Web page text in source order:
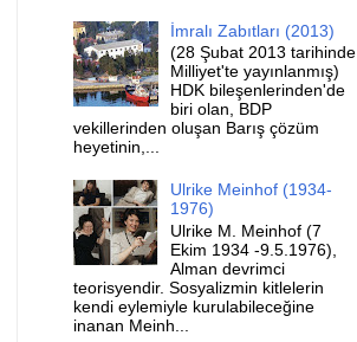
İmralı Zabıtları (2013)
(28 Şubat 2013 tarihinde
Milliyet'te yayınlanmış)
HDK bileşenlerinden'de
biri olan, BDP
vekillerinden oluşan Barış çözüm
heyetinin,...
Ulrike Meinhof (1934-
1976)
Ulrike M. Meinhof (7
Ekim 1934 -9.5.1976),
Alman devrimci
teorisyendir. Sosyalizmin kitlelerin
kendi eylemiyle kurulabileceğine
inanan Meinh...